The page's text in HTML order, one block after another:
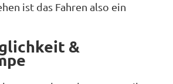
ist das Fahren also ein
&